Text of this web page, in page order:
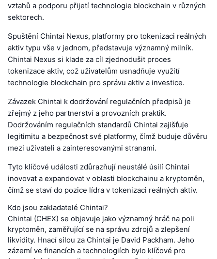
vztahů a podporu přijetí technologie blockchain v různých
sektorech.
Spuštění Chintai Nexus, platformy pro tokenizaci reálných
aktiv typu vše v jednom, představuje významný milník.
Chintai Nexus si klade za cíl zjednodušit proces
tokenizace aktiv, což uživatelům usnadňuje využití
technologie blockchain pro správu aktiv a investice.
Závazek Chintai k dodržování regulačních předpisů je
zřejmý z jeho partnerství a provozních praktik.
Dodržováním regulačních standardů Chintai zajišťuje
legitimitu a bezpečnost své platformy, čímž buduje důvěru
mezi uživateli a zainteresovanými stranami.
Tyto klíčové události zdůrazňují neustálé úsilí Chintai
inovovat a expandovat v oblasti blockchainu a kryptoměn,
čímž se staví do pozice lídra v tokenizaci reálných aktiv.
Kdo jsou zakladatelé Chintai?
Chintai (CHEX) se objevuje jako významný hráč na poli
kryptoměn, zaměřující se na správu zdrojů a zlepšení
likvidity. Hnací silou za Chintai je David Packham. Jeho
zázemí ve financích a technologiích bylo klíčové pro